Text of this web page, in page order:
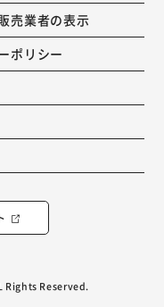
売業者の表示
ポリシー
Rights Reserved.